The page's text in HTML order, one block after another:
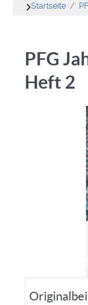
Startseite
PFG
Heft 2